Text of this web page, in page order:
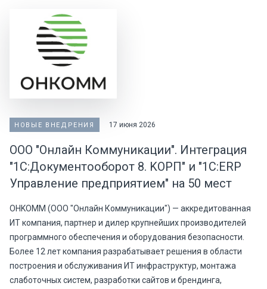
НОВЫЕ ВНЕДРЕНИЯ 17 июня 2026
ООО "Онлайн Коммуникации". Интеграция
"1С:Документооборот 8. KOPП" и "1C:ERP
Управление предприятием" на 50 мест
OHKOMM (ООО "Онлайн Коммуникации") — аккредитованная
ИТ компания, партнер и дилер крупнейших производителей
программного обеспечения и оборудования безопасности.
Более 12 лет компания разрабатывает решения в области
построения и обслуживания ИТ инфраструктур, монтажа
слаботочных систем, разработки сайтов и брендинга,